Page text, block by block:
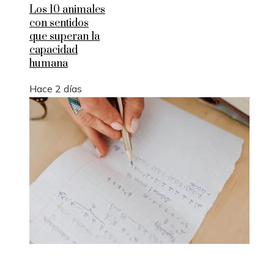
Los 10 animales
con sentidos
que superan la
capacidad
humana
Hace 2 días